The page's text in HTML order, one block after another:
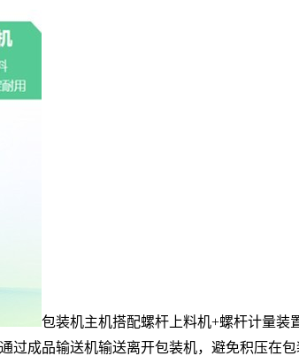
包装机主机搭配螺杆上料机+螺杆计量装
过成品输送机输送离开包装机，避免积压在